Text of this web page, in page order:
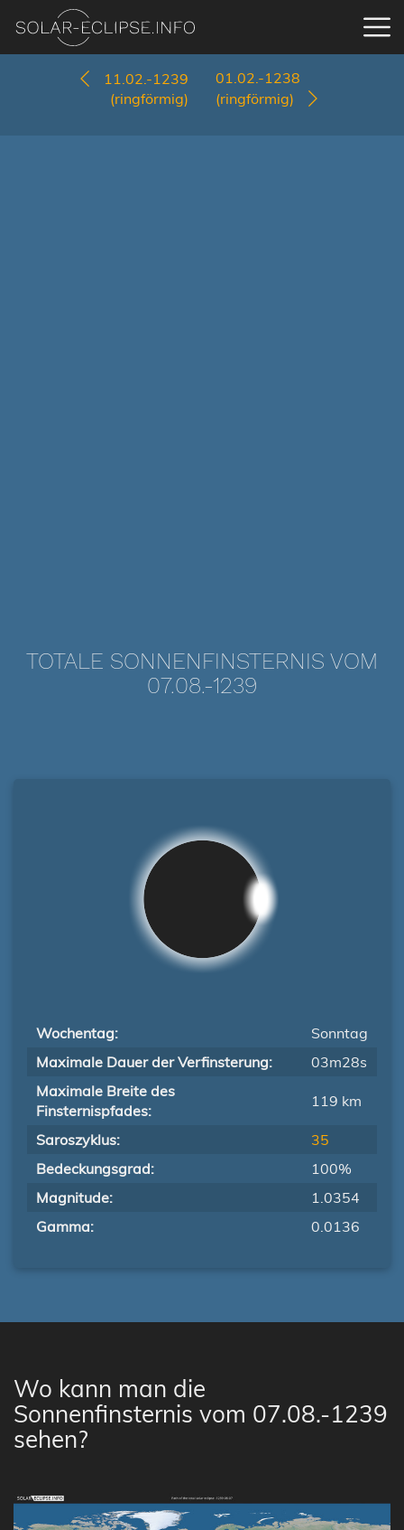
11.02.-1239
(ringförmig)
01.02.-1238
(ringförmig)
TOTALE SONNENFINSTERNIS VOM
07.08.-1239
Wochentag:
Sonntag
Maximale Dauer der Verfinsterung:
03m28s
Maximale Breite des
Finsternispfades:
119 km
Saroszyklus:
35
Bedeckungsgrad:
100%
Magnitude:
1.0354
Gamma:
0.0136
Wo kann man die
Sonnenfinsternis vom 07.08.-1239
sehen?